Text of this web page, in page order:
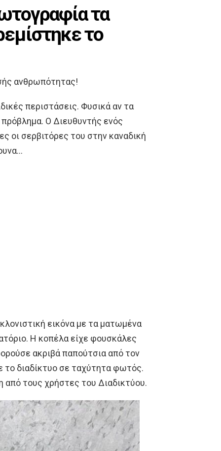
τα
το
ανθρωπότητας!
περιστάσεις. Φυσικά αν τα
Ο Διευθυντής ενός
οι σερβιτόρες του στην καναδική
εικόνα με τα ματωμένα
Η κοπέλα είχε φουσκάλες
ακριβά παπούτσια από τον
διαδίκτυο σε ταχύτητα φωτός.
από τους χρήστες του Διαδικτύου.